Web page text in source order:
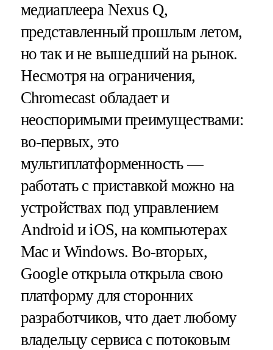
медиаплеера Nexus Q,
представленный прошлым летом,
но так и не вышедший на рынок.
Несмотря на ограничения,
Chromecast обладает и
неоспоримыми преимуществами:
во-первых, это
мультиплатформенность —
работать с приставкой можно на
устройствах под управлением
Android и iOS, на компьютерах
Mac и Windows. Во-вторых,
Google открыла открыла свою
платформу для сторонних
разработчиков, что дает любому
владельцу сервиса с потоковым